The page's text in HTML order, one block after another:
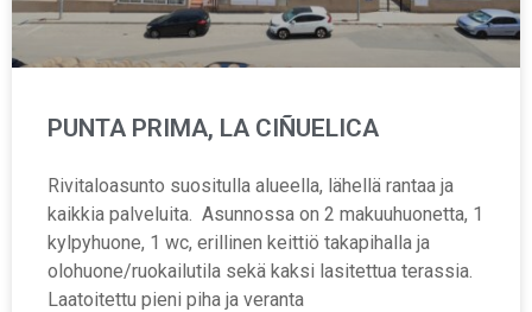
PUNTA PRIMA, LA CIÑUELICA
Rivitaloasunto suositulla alueella, lähellä rantaa ja
kaikkia palveluita. Asunnossa on 2 makuuhuonetta, 1
kylpyhuone, 1 wc, erillinen keittiö takapihalla ja
olohuone/ruokailutila sekä kaksi lasitettua terassia.
Laatoitettu pieni piha ja veranta